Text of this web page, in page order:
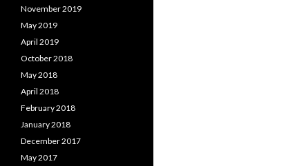
November 2019
May 2019
April 2019
October 2018
May 2018
April 2018
February 2018
January 2018
December 2017
May 2017